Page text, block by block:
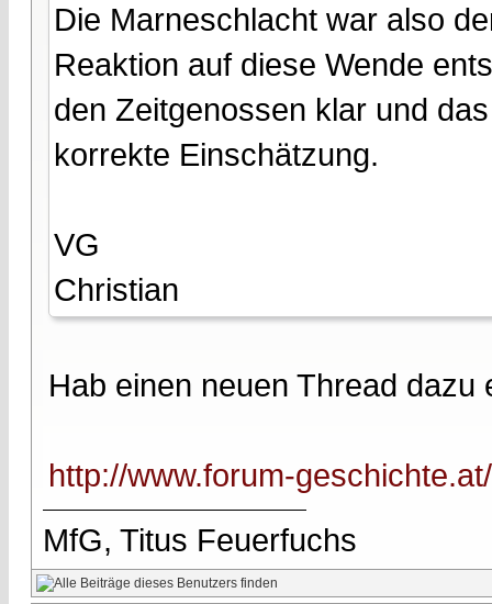
Die Marneschlacht war also
Reaktion auf diese Wende
den Zeitgenossen klar und
korrekte Einschätzung.
VG
Christian
Hab einen neuen Thread dazu
http://www.forum-
MfG, Titus Feuerfuchs